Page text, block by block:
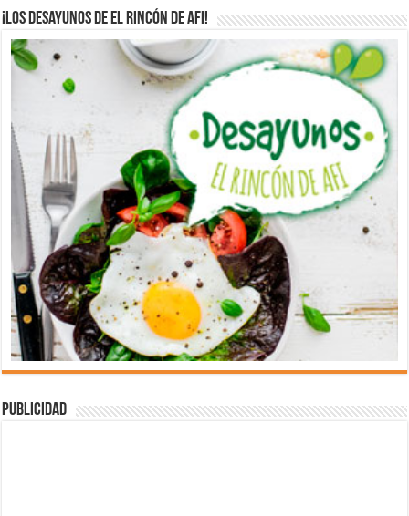
¡Los desayunos de El Rincón de Afi!
Publicidad